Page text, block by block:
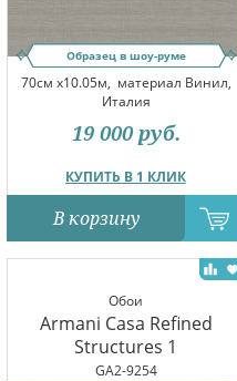
Образец в шоу-руме
70см x10.05м, материал Винил,
Италия
КУПИТЬ В 1 КЛИК
19 000 руб.
В корзину
Обои
Armani Casa Refined
Structures 1
GA2-9254